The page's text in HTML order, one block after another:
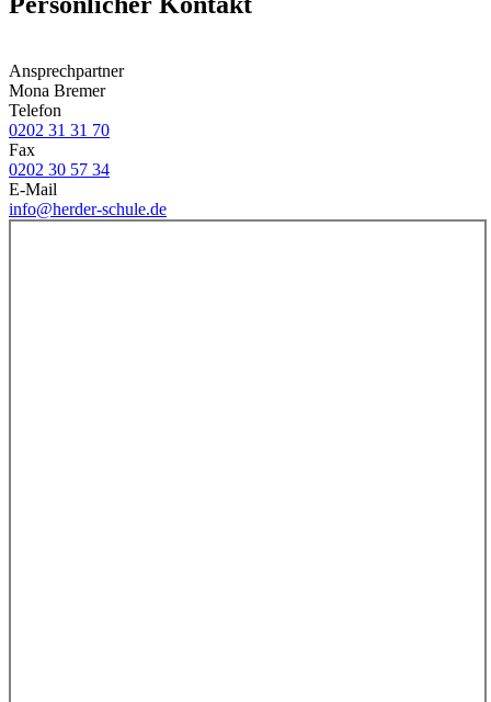
Ansprechpartner
Mona Bremer
Telefon
0202 31 31 70
Fax
0202 30 57 34
E-Mail
info@herder-schule.de